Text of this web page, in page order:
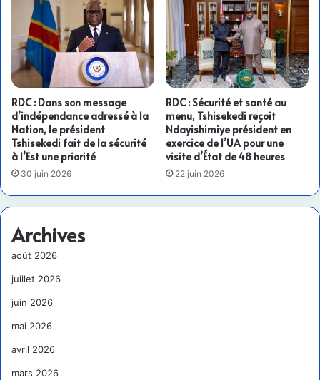
RDC : Dans son message
d’indépendance adressé à la
Nation, le président
Tshisekedi fait de la sécurité
à l’Est une priorité
30 juin 2026
RDC : Sécurité et santé au
menu, Tshisekedi reçoit
Ndayishimiye président en
exercice de l’UA pour une
visite d’État de 48 heures
22 juin 2026
Archives
août 2026
juillet 2026
juin 2026
mai 2026
avril 2026
mars 2026